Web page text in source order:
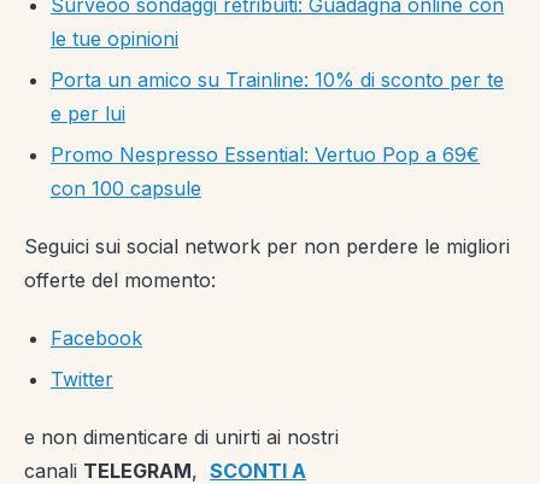
le tue opinioni
Porta un amico su Trainline: 10% di sconto per te
e per lui
Promo Nespresso Essential: Vertuo Pop a 69€
con 100 capsule
Seguici sui social network per non perdere le migliori
offerte del momento:
Facebook
Twitter
e non dimenticare di unirti ai nostri
canali TELEGRAM, SCONTI A